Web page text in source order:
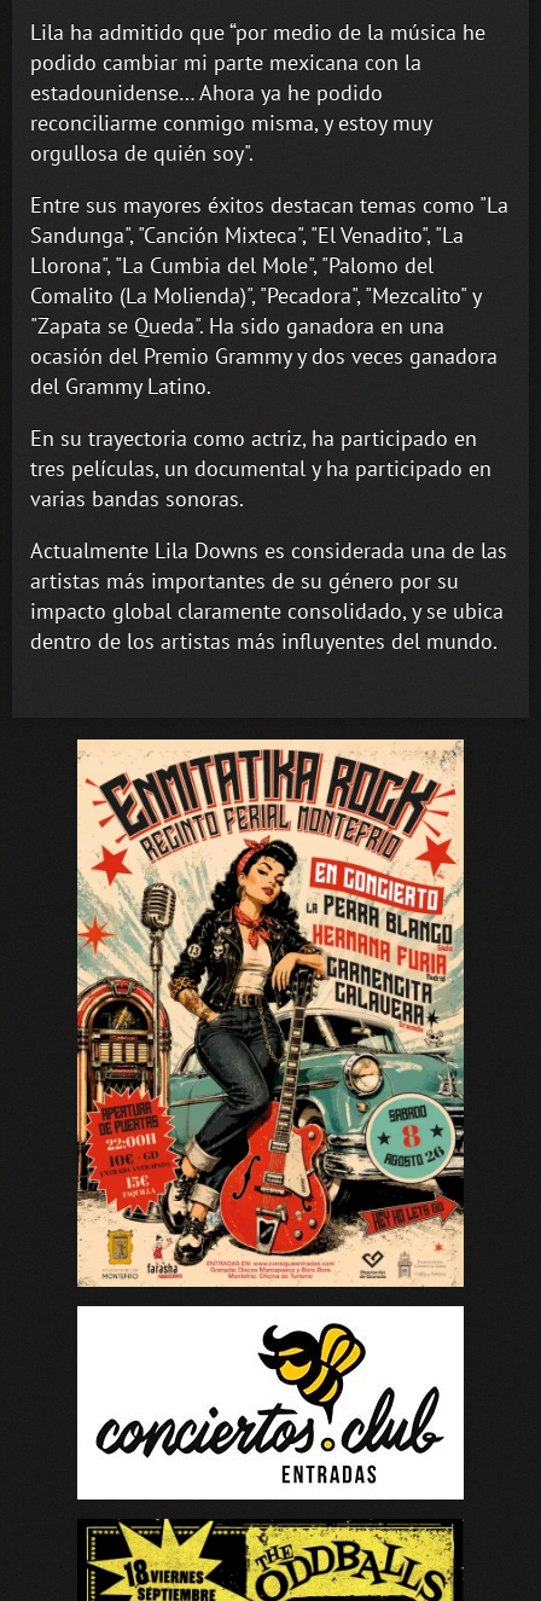
Lila ha admitido que “por medio de la música he
podido cambiar mi parte mexicana con la
estadounidense… Ahora ya he podido
reconciliarme conmigo misma, y estoy muy
orgullosa de quién soy".
Entre sus mayores éxitos destacan temas como "La
Sandunga", "Canción Mixteca", "El Venadito", "La
Llorona", "La Cumbia del Mole", "Palomo del
Comalito (La Molienda)", "Pecadora", "Mezcalito" y
"Zapata se Queda". Ha sido ganadora en una
ocasión del Premio Grammy y dos veces ganadora
del Grammy Latino.
En su trayectoria como actriz, ha participado en
tres películas, un documental y ha participado en
varias bandas sonoras.
Actualmente Lila Downs es considerada una de las
artistas más importantes de su género por su
impacto global claramente consolidado, y se ubica
dentro de los artistas más influyentes del mundo.